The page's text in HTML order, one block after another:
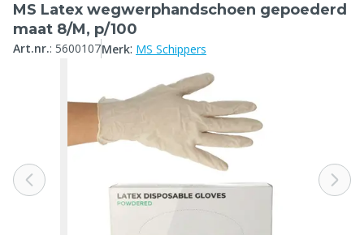
MS Latex wegwerphandschoen gepoederd
maat 8/M, p/100
Art.nr.: 5600107Merk: MS Schippers